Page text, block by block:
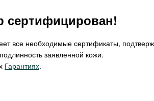
сертифицирован!
все необходимые сертификаты,
заявленной кожи.
Гарантиях.